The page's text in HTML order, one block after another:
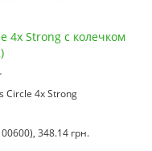
4x Strong с колечком
Circle 4x Strong
348.14 грн.